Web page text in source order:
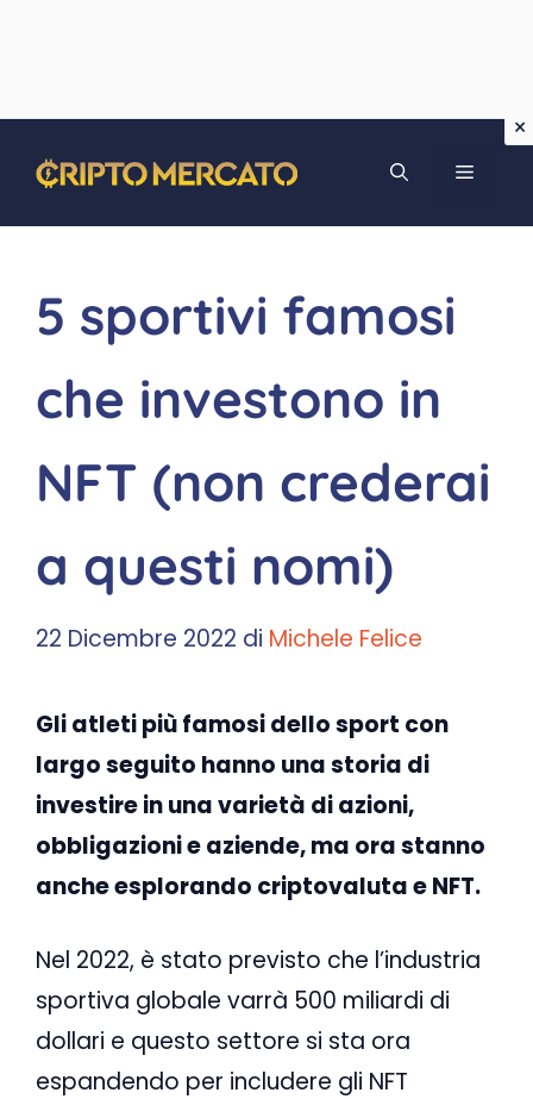
contenuto
MENU
5 sportivi famosi
che investono in
NFT (non crederai
a questi nomi)
22 Dicembre 2022 di Michele Felice
Gli atleti più famosi dello sport con
largo seguito hanno una storia di
investire in una varietà di azioni,
obbligazioni e aziende, ma ora stanno
anche esplorando criptovaluta e NFT.
Nel 2022, è stato previsto che l’industria
sportiva globale varrà 500 miliardi di
dollari e questo settore si sta ora
espandendo per includere gli NFT